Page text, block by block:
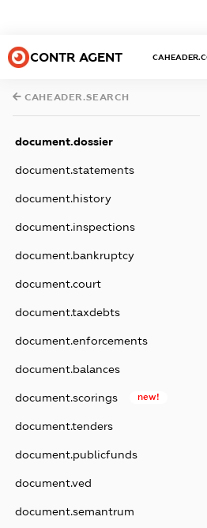
CONTR AGENT
CAHEADER.SEARCH
document.dossier
document.statements
document.history
document.inspections
document.bankruptcy
document.court
document.taxdebts
document.enforcements
document.balances
document.scorings new!
document.tenders
document.publicfunds
document.ved
document.semantrum